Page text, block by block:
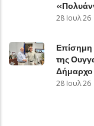
28 Ιουλ 26
Επίσημη
της
Δήμαρχο
28 Ιουλ 26